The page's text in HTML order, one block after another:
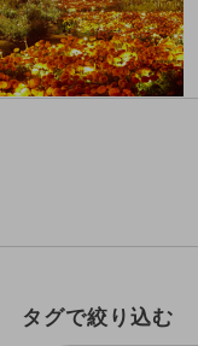
タグで絞り込む